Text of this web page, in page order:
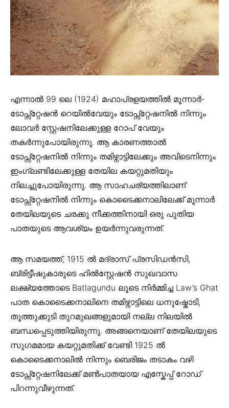
എന്നാൽ 99 ലെ (1924) മഹാപ്രളയത്തിൽ മൂന്നാർ-
ടോപ്സ്റ്റേഷൻ റെയിൽവേയും ടോപ്സ്റ്റേഷനിൽ നിന്നും
ലോവർ സ്റ്റേഷനിലേക്കുള്ള റോപ് വേയും
തകർന്നുപോയിരുന്നു. ആ കാരണത്താൽ
ടോപ്സ്റ്റേഷനിൽ നിന്നും തമിഴ്നാട്ടിലേക്കും അവിടെനിന്നും
ഇംഗ്ലണ്ടിലേക്കുള്ള തേയില കയറ്റുമതിയും
നിലച്ചുപോയിരുന്നു. ആ സാഹചര്യത്തിലാണ്
ടോപ്സ്റ്റേഷനിൽ നിന്നും കൊടൈക്കനാലിലേക്ക് മൂന്നാർ
തേയിലയുടെ ചരക്കു നീക്കത്തിനായി ഒരു പുതിയ
പാതയുടെ ആവശ്യം ഉയർന്നുവരുന്നത്.
ആ സമയത്ത്, 1915 ൽ മദ്രാസ് പ്രസിഡൻസി,
ബ്രിട്ടീഷുകാരുടെ ഹിൽസ്റ്റേഷൻ സുഖവാസ
ലക്ഷ്യത്തോടെ Batlagundu ലൂടെ നിർമ്മിച്ച Law’s Ghat
പാത കൊടൈക്കനാലിനെ തമിഴ്നാട്ടിലെ ധനുഷ്കോടി,
തൂത്തുക്കുടി തുറമുഖങ്ങളുമായി നല്ല നിലയിൽ
ബന്ധപ്പെടുത്തിയിരുന്നു. അങ്ങനെയാണ് തേയിലയുടെ
സുഗമമായ കയറ്റുമതിക്ക് വേണ്ടി 1925 ൽ
കൊടൈക്കനാലിൽ നിന്നും ബെരിജം തടാകം വഴി
ടോപ്സ്റ്റേഷനിലേക്ക് മൺപാതയായ എസ്കേപ്പ് റോഡ്
പിറന്നുവീഴുന്നത്.